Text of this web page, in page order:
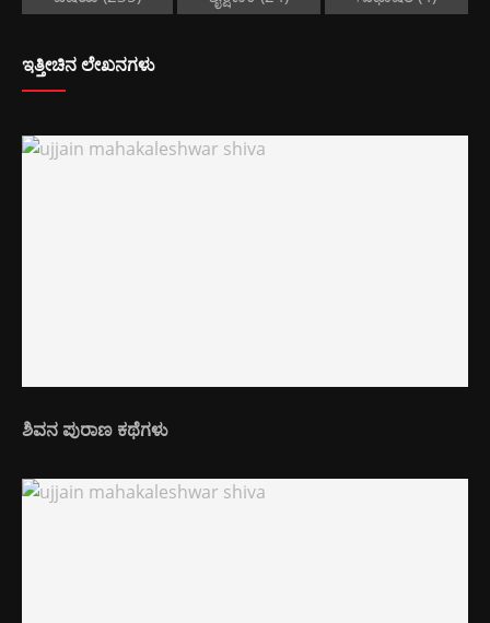
ಇತ್ತೀಚಿನ ಲೇಖನಗಳು
ಶಿವನ ಪುರಾಣ ಕಥೆಗಳು